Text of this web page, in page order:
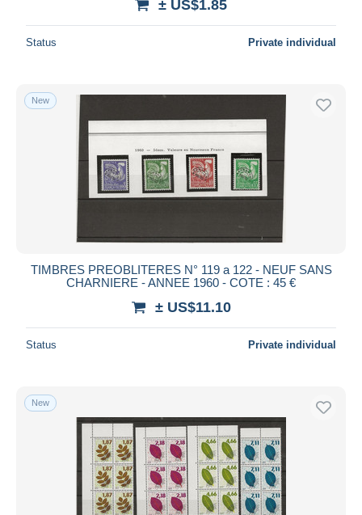
± US$1.85
Status Private individual
New
TIMBRES PREOBLITERES N° 119 a 122 - NEUF SANS
CHARNIERE - ANNEE 1960 - COTE : 45 €
± US$11.10
Status Private individual
New